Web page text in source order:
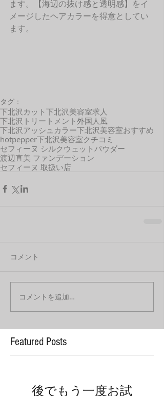
ます。【海辺の抜け感と透明感】をイ
メージしたヘアカラーを得意としてい
ます。
タグ：
下北沢カット 下北沢美容室求人
下北沢トリートメント 外国人風
下北沢アッシュカラー下北沢美容室おすすめ
hotpepper下北沢美容室クチコミ
セフィーヌ シルクウェットパウダー
渡辺直美 ファンデーション
セフィーヌ 取扱い店
コメント
コメントを追加…
Featured Posts
後でもう一度お試